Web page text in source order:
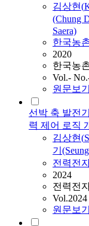
김상현(
(Chung
Saera)
한국농
2020
한국농
Vol.-
원문보기
선박 축 발전
력 제어 로직
김상현(
기
전력전
2024
전력전
원문보기